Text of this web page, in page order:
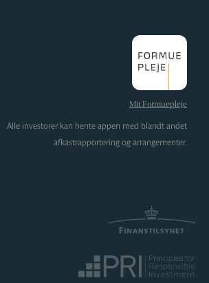
Mit Formuepleje
Alle investorer kan hente appen med blandt andet
afkastrapportering og arrangementer.